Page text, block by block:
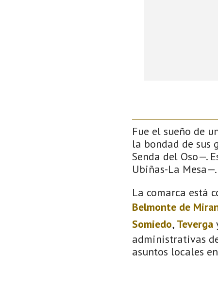
Fue el sueño de
la bondad de sus
Senda del Oso—.
Ubiñas-La Mesa—.
La comarca está
Belmonte de
Somiedo, Teverga
administrativas
asuntos locales